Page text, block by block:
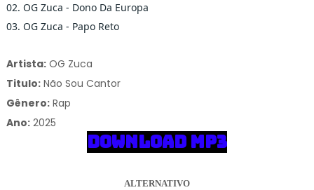
02. OG Zuca - Dono Da Europa
03. OG Zuca - Papo Reto
Artista:OG Zuca
Titulo:Não Sou Cantor
Gênero: Rap
Ano:2025
DOWNLOAD MP3
ALTERNATIVO